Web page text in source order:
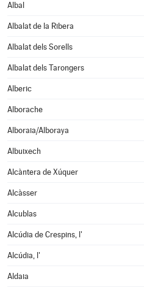
Albal
Albalat de la Ribera
Albalat dels Sorells
Albalat dels Tarongers
Alberic
Alborache
Alboraia/Alboraya
Albuixech
Alcàntera de Xúquer
Alcàsser
Alcublas
Alcúdia de Crespins, l'
Alcúdia, l'
Aldaia